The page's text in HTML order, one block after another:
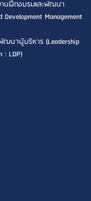
นฝึกอบรมและพัฒนา
Management
ฒนาผู้บริหาร (Leadership
: LDP)